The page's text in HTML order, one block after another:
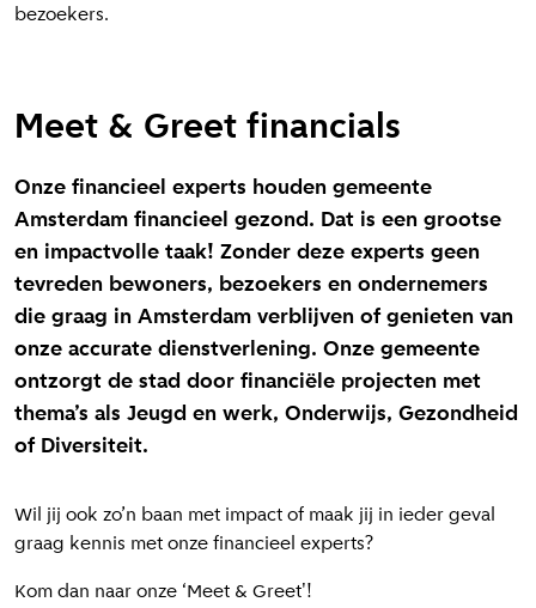
bezoekers.
Meet & Greet financials
Onze financieel experts houden gemeente
Amsterdam financieel gezond. Dat is een grootse
en impactvolle taak! Zonder deze experts geen
tevreden bewoners, bezoekers en ondernemers
die graag in Amsterdam verblijven of genieten van
onze accurate dienstverlening. Onze gemeente
ontzorgt de stad door financiële projecten met
thema’s als Jeugd en werk, Onderwijs, Gezondheid
of Diversiteit.
Wil jij ook zo’n baan met impact of maak jij in ieder geval
graag kennis met onze financieel experts?
Kom dan naar onze ‘Meet & Greet'!